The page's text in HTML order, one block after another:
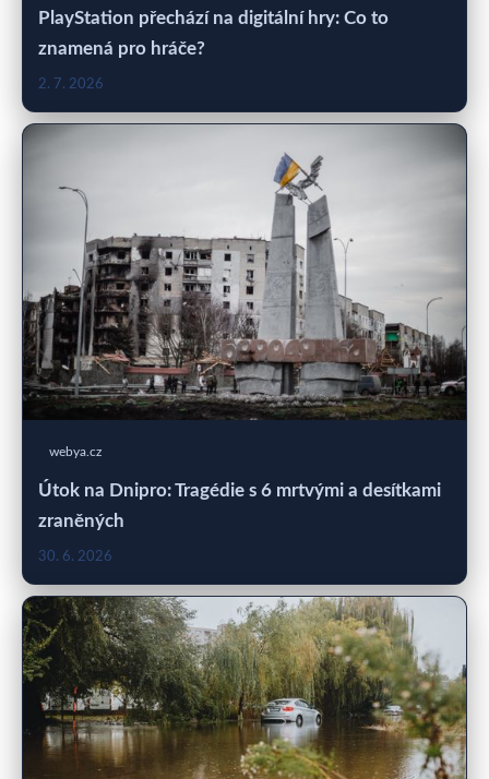
PlayStation přechází na digitální hry: Co to
znamená pro hráče?
2. 7. 2026
webya.cz
Útok na Dnipro: Tragédie s 6 mrtvými a desítkami
zraněných
30. 6. 2026